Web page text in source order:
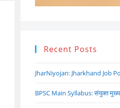
Recent Posts
JharNiyojan: Jharkhand Job
BPSC Main Syllabus: संयुक्त मुख्य